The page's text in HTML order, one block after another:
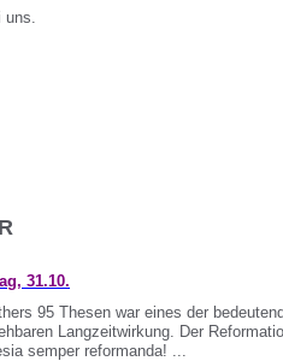
31.10.
95 Thesen war eines der
Langzeitwirkung. Der
semper reformanda! ...